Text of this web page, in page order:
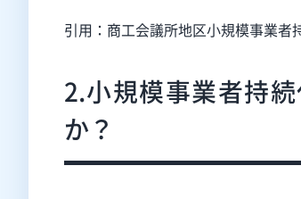
引用：商工会議所地区小規模事業
2.小規模事業者持
か？